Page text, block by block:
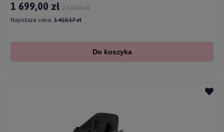
1 699,00 zł 2 178,00 zł
Najniższa cena: 1 410,17 zł
Do koszyka